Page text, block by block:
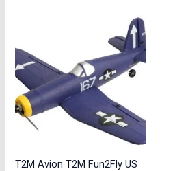
T2M Avion T2M Fun2Fly US